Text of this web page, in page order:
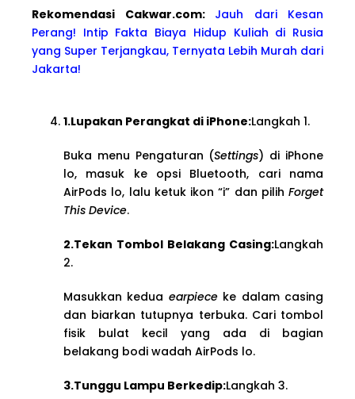
Rekomendasi Cakwar.com: Jauh dari Kesan
Perang! Intip Fakta Biaya Hidup Kuliah di Rusia
yang Super Terjangkau, Ternyata Lebih Murah dari
Jakarta!
1.Lupakan Perangkat di iPhone:Langkah 1.
Buka menu Pengaturan (Settings) di iPhone
lo, masuk ke opsi Bluetooth, cari nama
AirPods lo, lalu ketuk ikon “i” dan pilih Forget
This Device.
2.Tekan Tombol Belakang Casing:Langkah
2.
Masukkan kedua earpieceke dalam casing
dan biarkan tutupnya terbuka. Cari tombol
fisik bulat kecil yang ada di bagian
belakang bodi wadah AirPods lo.
3.Tunggu Lampu Berkedip:Langkah 3.